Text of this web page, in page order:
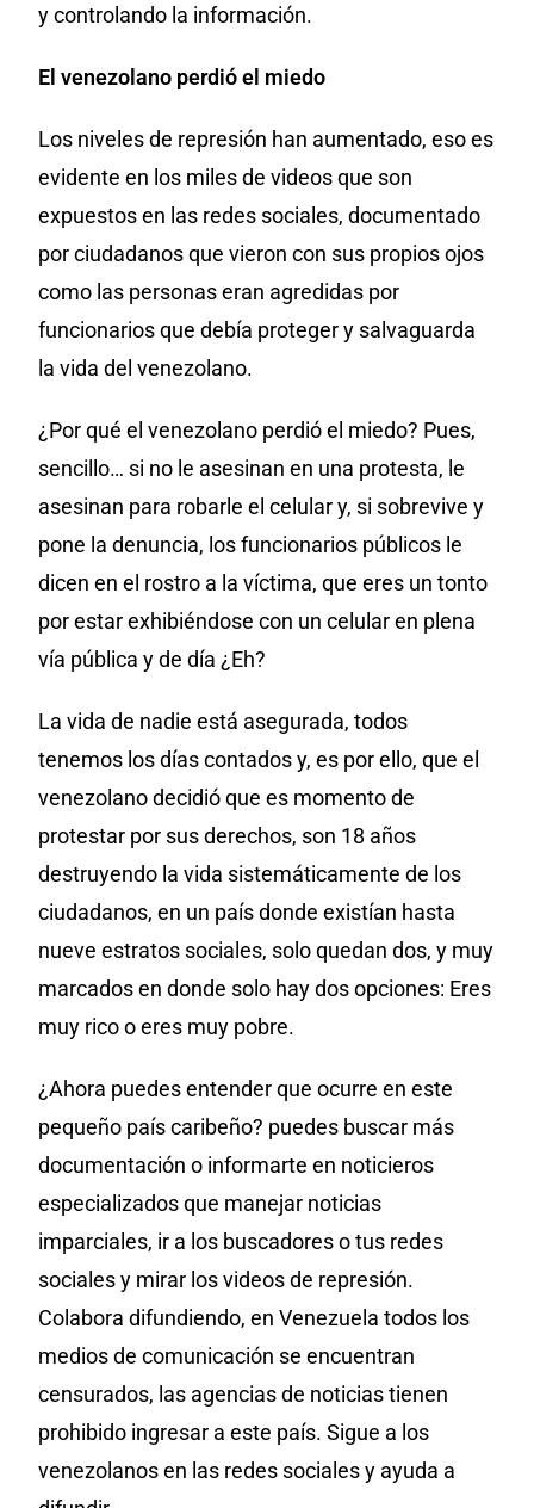
y controlando la información.
El venezolano perdió el miedo
Los niveles de represión han aumentado, eso es
evidente en los miles de videos que son
expuestos en las redes sociales, documentado
por ciudadanos que vieron con sus propios ojos
como las personas eran agredidas por
funcionarios que debía proteger y salvaguarda
la vida del venezolano.
¿Por qué el venezolano perdió el miedo? Pues,
sencillo… si no le asesinan en una protesta, le
asesinan para robarle el celular y, si sobrevive y
pone la denuncia, los funcionarios públicos le
dicen en el rostro a la víctima, que eres un tonto
por estar exhibiéndose con un celular en plena
vía pública y de día ¿Eh?
La vida de nadie está asegurada, todos
tenemos los días contados y, es por ello, que el
venezolano decidió que es momento de
protestar por sus derechos, son 18 años
destruyendo la vida sistemáticamente de los
ciudadanos, en un país donde existían hasta
nueve estratos sociales, solo quedan dos, y muy
marcados en donde solo hay dos opciones: Eres
muy rico o eres muy pobre.
¿Ahora puedes entender que ocurre en este
pequeño país caribeño? puedes buscar más
documentación o informarte en noticieros
especializados que manejar noticias
imparciales, ir a los buscadores o tus redes
sociales y mirar los videos de represión.
Colabora difundiendo, en Venezuela todos los
medios de comunicación se encuentran
censurados, las agencias de noticias tienen
prohibido ingresar a este país. Sigue a los
venezolanos en las redes sociales y ayuda a